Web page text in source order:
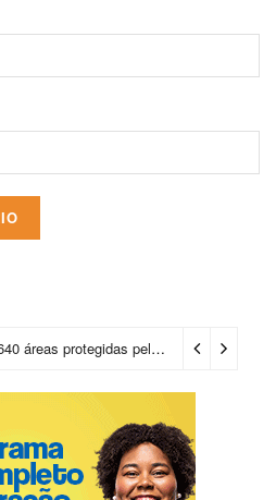
Salvador chegará a 640 áreas protegidas pela Prefeitura com investimentos em contenções de encostas e prevenção de riscos